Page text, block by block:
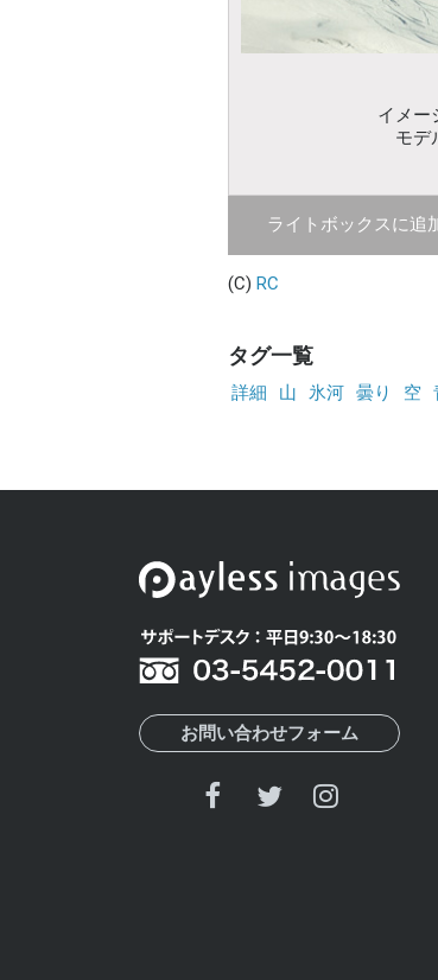
イメー
モデ
ライトボックスに追
(C) RC
タグ一覧
詳細 山 氷河 曇り 空
お問い合わせフォーム